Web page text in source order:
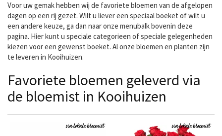
Voor uw gemak hebben wij de favoriete bloemen van de afgelopen
dagen op een rij gezet. Wilt u liever een speciaal boeket of wilt u
een andere keuze, ga dan naar onze menubalk bovenin deze
pagina. Hier kunt u speciale categorieen of speciale gelegenheden
kiezen voor een gewenst boeket. Al onze bloemen en planten zijn
te leveren in Kooihuizen.
Favoriete bloemen geleverd via
de bloemist in Kooihuizen